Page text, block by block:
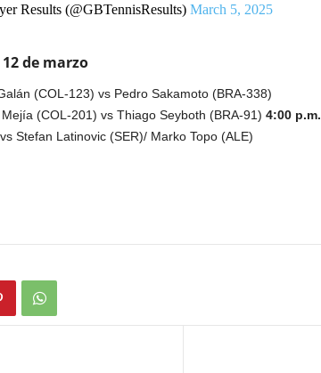
Results (@GBTennisResults) March 5, 2025
de marzo
(COL-123) vs Pedro Sakamoto (BRA-338)
Mejía (COL-201) vs Thiago Seyboth (BRA-91) 4:00 p.m.
Stefan Latinovic (SER)/ Marko Topo (ALE)